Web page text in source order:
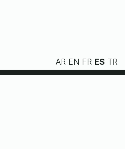
AR EN FR ES TR